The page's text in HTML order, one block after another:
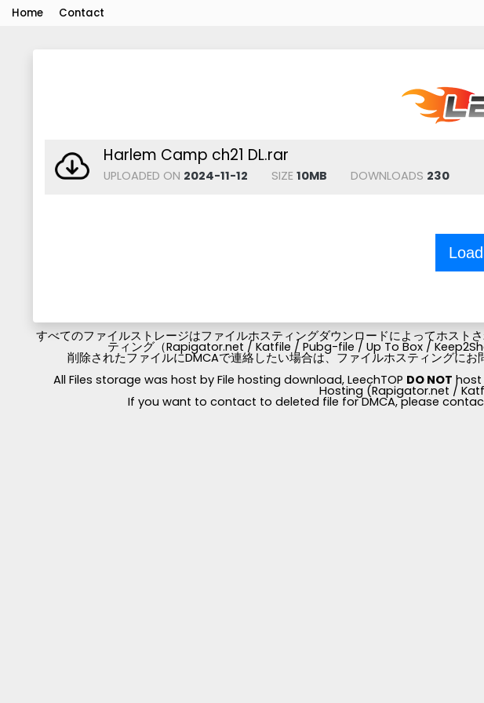
Home Contact
Harlem Camp ch21 DL.rar
UPLOADED ON 2024-11-12 SIZE 10MB DOWNLOADS 230
すべてのファイルストレージはファイルホスティングダウンロードによってホスト
ティング（Rapigator.net / Katfile / Pubg-file / Up To Box /
削除されたファイルにDMCAで連絡したい場合は、ファイルホスティングに
All Files storage was host by File hosting download, LeechTOP DO NOT host
Hosting (Rapigator.net /
If you want to contact to deleted file for DMCA, please